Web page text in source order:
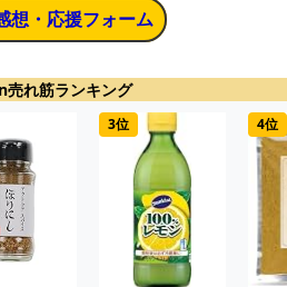
想・応援フォーム
れ筋ランキング
3位 4位